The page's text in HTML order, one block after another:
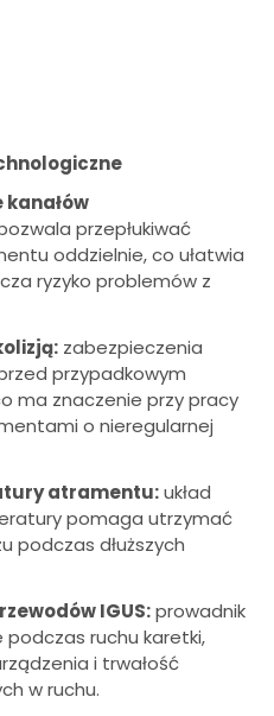
kanałów
przepłukiwać
oddzielnie, co ułatwia
ryzyko problemów z
zabezpieczenia
przypadkowym
ma znaczenie przy pracy
o nieregularnej
atramentu:układ
pomaga utrzymać
podczas dłuższych
IGUS:prowadnik
ruchu karetki,
i trwałość
w ruchu.